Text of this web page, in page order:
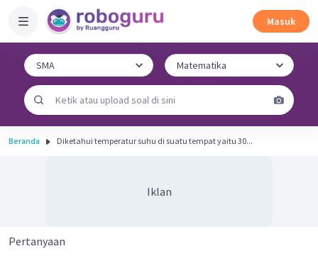
Masuk
Beranda Diketahui temperatur suhu di suatu tempat yaitu 30...
Iklan
Pertanyaan